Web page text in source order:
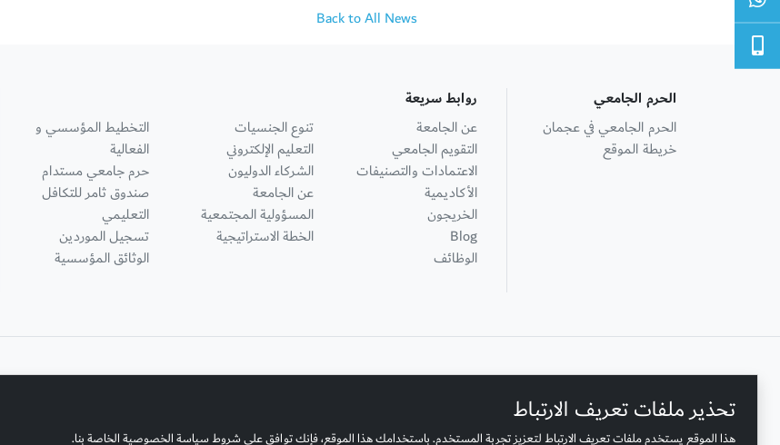
Back to All News
تحذير ملفات تعريف الارتباط
هذا الموقع يستخدم ملفات تعريف الارتباط لتعزيز تجربة المستخدم. باستخدامك هذا الموقع، فإنك توافق على شروط سياسة الخصوصية الخاصة بنا.
الحرم الجامعي
الحرم الجامعي في عجمان
خريطة الموقع
روابط سريعة
عن الجامعة
التقويم الجامعي
الاعتمادات والتصنيفات
الأكاديمية
الخريجون
Blog
الوظائف
تنوع الجنسيات
التعليم الإلكتروني
الشركاء الدوليون
عن الجامعة
المسؤولية المجتمعية
الخطة الاستراتيجية
التخطيط المؤسسي و
الفعالية
حرم جامعي مستدام
صندوق ثامر للتكافل
التعليمي
تسجيل الموردين
الوثائق المؤسسية